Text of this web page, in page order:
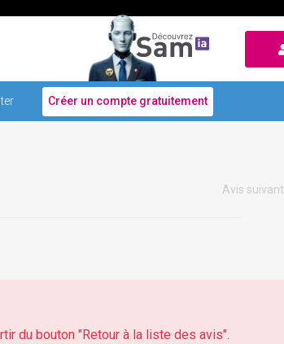
Créer un compte gratuitement
Avis suivant
du bouton "Retour à la liste des avis".